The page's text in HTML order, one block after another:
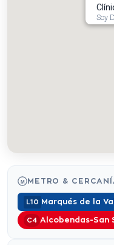
Soy
M METRO &
L10 Marqués de la
C4 Alcobendas-San